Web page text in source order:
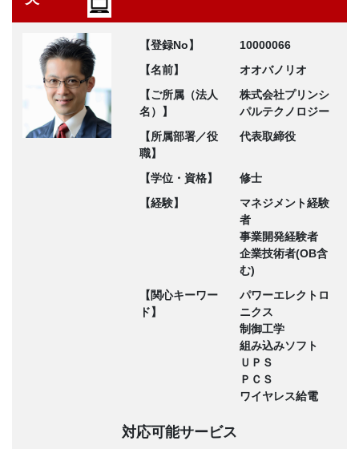
【登録No】
10000066
【名前】
オオバノリオ
【ご所属（法人
名）】
株式会社プリンシ
パルテクノロジー
【所属部署／役
職】
代表取締役
【学位・資格】
修士
【経験】
マネジメント経験
者
事業開発経験者
企業技術者(OB含
む)
【関心キーワー
ド】
パワーエレクトロ
ニクス
制御工学
組み込みソフト
ＵＰＳ
ＰＣＳ
ワイヤレス給電
対応可能サービス